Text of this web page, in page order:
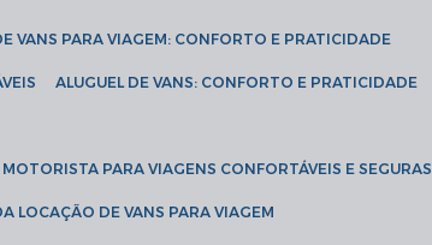
DE VANS PARA VIAGEM: CONFORTO E PRATICIDADE
ALUGUEL DE VANS: CONFORTO E PRATICIDADE
MOTORISTA PARA VIAGENS CONFORTÁVEIS E SEGURAS
LOCAÇÃO DE VANS PARA VIAGEM